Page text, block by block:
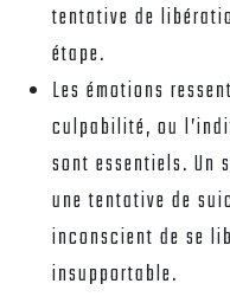
tentative de
étape.
Les émotions
culpabilité, ou
sont essentiels. Un
une tentative de
inconscient de se
insupportable.